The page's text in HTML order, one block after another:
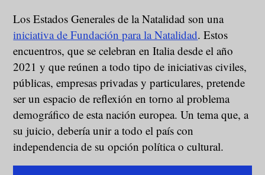
Los Estados Generales de la Natalidad son una
iniciativa de Fundación para la Natalidad. Estos
encuentros, que se celebran en Italia desde el año
2021 y que reúnen a todo tipo de iniciativas civiles,
públicas, empresas privadas y particulares, pretende
ser un espacio de reflexión en torno al problema
demográfico de esta nación europea. Un tema que, a
su juicio, debería unir a todo el país con
independencia de su opción política o cultural.